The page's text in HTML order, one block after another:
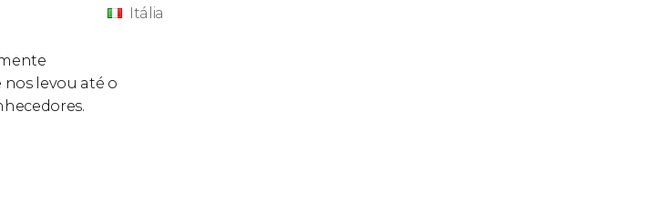
Itália
levou até o